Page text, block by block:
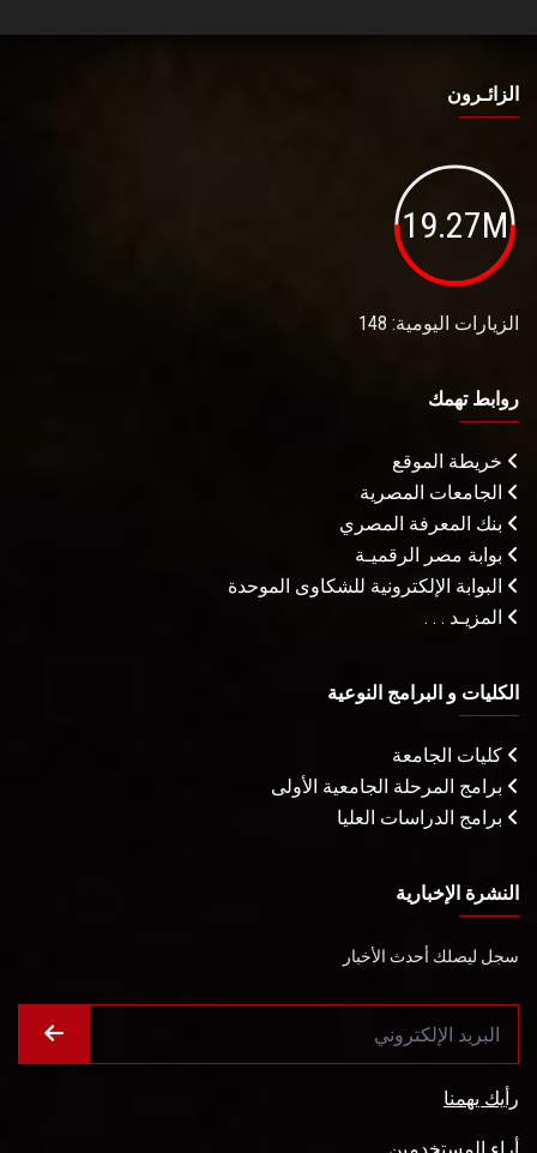
الزائـرون
19.27M
الزيارات اليومية: 148
روابط تهمك
خريطة الموقع
الجامعات المصرية
بنك المعرفة المصري
بوابة مصر الرقميـة
البوابة الإلكترونية للشكاوى الموحدة
المزيـد . . .
الكليات و البرامج النوعية
كليات الجامعة
برامج المرحلة الجامعية الأولى
برامج الدراسات العليا
النشرة الإخبارية
سجل ليصلك أحدث الأخبار
رأيك يهمنا